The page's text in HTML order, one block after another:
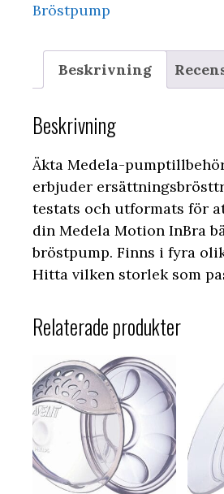
Bröstpump
Beskrivning
Beskrivning
Äkta Medela-
erbjuder
testats och utformats för
din Medela Motion InBra
bröstpump. Finns i fyra
Hitta vilken storlek som
Relaterade produkter